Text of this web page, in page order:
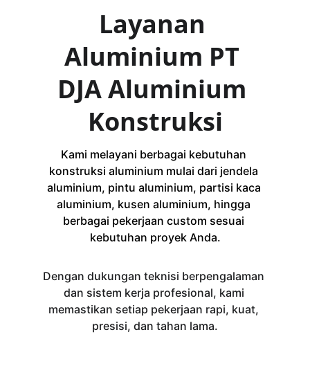
Layanan
Aluminium PT
DJA Aluminium
Konstruksi
Kami melayani berbagai kebutuhan
konstruksi aluminium mulai dari jendela
aluminium, pintu aluminium, partisi kaca
aluminium, kusen aluminium, hingga
berbagai pekerjaan custom sesuai
kebutuhan proyek Anda.
Dengan dukungan teknisi berpengalaman
dan sistem kerja profesional, kami
memastikan setiap pekerjaan rapi, kuat,
presisi, dan tahan lama.